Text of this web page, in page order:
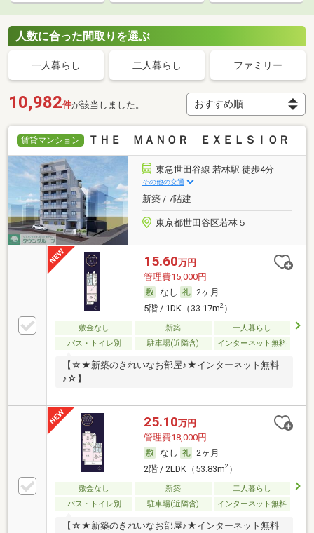
人数に合った間取りを選ぶ
一人暮らし 二人暮らし ファミリー
10,982件が該当しました。
賃貸マンション ＴＨＥ ＭＡＮＯＲ ＥＸＥＬＳＩＯＲ
東急世田谷線 若林駅 徒歩4分
その他の交通
新築 / 7階建
東京都世田谷区若林５
15.60万円
管理費15,000円
なし
2ヶ月
5階 / 1DK（33.17m2）
敷金なし 新築
一人暮らし
バス・トイレ別
駐車場(近隣含) インターネット無料
【☆★新築のきれいなお部屋♪★インターネット無料
♪☆】
25.10万円
管理費18,000円
なし
2ヶ月
2階 / 2LDK（53.83m2）
敷金なし 新築
二人暮らし
バス・トイレ別
駐車場(近隣含) インターネット無料
【☆★新築のきれいなお部屋♪★インターネット無料